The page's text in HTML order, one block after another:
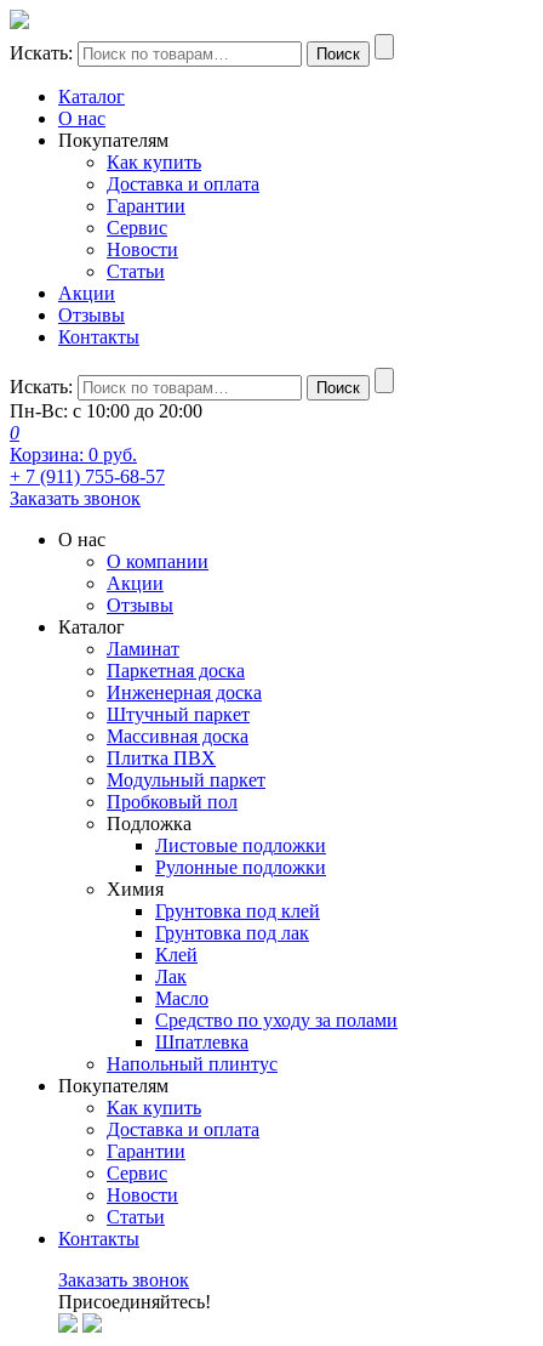
Искать: Поиск
Каталог
О нас
Покупателям
Как купить
Доставка и оплата
Гарантии
Сервис
Новости
Статьи
Акции
Отзывы
Контакты
Искать: Поиск
Пн-Вс: с 10:00 до 20:00
0
Корзина: 0 руб.
+ 7 (911) 755-68-57
Заказать звонок
О нас
О компании
Акции
Отзывы
Каталог
Ламинат
Паркетная доска
Инженерная доска
Штучный паркет
Массивная доска
Плитка ПВХ
Модульный паркет
Пробковый пол
Подложка
Листовые подложки
Рулонные подложки
Химия
Грунтовка под клей
Грунтовка под лак
Клей
Лак
Масло
Средство по уходу за полами
Шпатлевка
Напольный плинтус
Покупателям
Как купить
Доставка и оплата
Гарантии
Сервис
Новости
Статьи
Контакты
Заказать звонок
Присоединяйтесь!